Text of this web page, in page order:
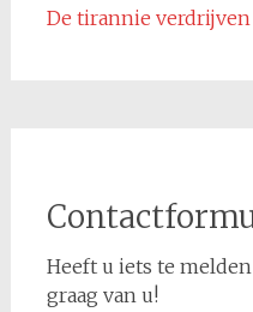
De tirannie verdrijven
Heeft u iets te
graag van u!